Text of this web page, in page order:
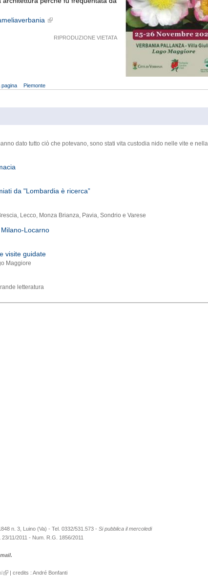
RIPRODUZIONE VIETATA
pagina Piemonte
dato tutto ciò che potevano, sono stati vita custodia nido nelle vite e nella
da "Lombardia è ricerca”
Lecco, Monza Brianza, Pavia, Sondrio e Varese
Locarno
visite guidate
Maggiore
letteratura
n. 3, Luino (Va) - Tel. 0332/531.573 -Si pubblica il mercoledi
11/2011 - Num. R.G. 1856/2011
| credits : André Bonfanti